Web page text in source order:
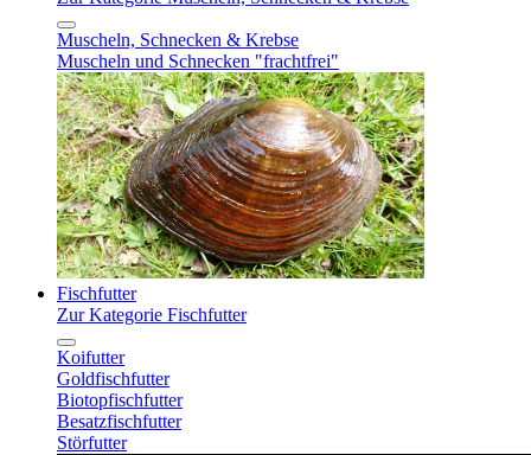
Muscheln, Schnecken & Krebse
Muscheln und Schnecken "frachtfrei"
Fischfutter
Zur Kategorie Fischfutter
Koifutter
Goldfischfutter
Biotopfischfutter
Besatzfischfutter
Störfutter